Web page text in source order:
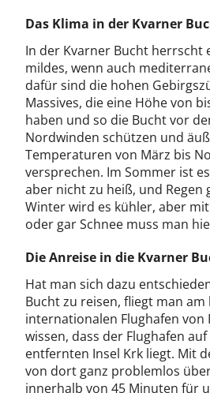
Das Klima in der Kvarner
In der Kvarner Bucht herrscht
mildes, wenn auch
dafür sind die hohen
Massives, die eine Höhe von
haben und so die Bucht vor
Nordwinden schützen und
Temperaturen von März bis
versprechen. Im Sommer ist
aber nicht zu heiß, und Regen
Winter wird es kühler, aber
oder gar Schnee muss man
Die Anreise in die Kvarner
Hat man sich dazu
Bucht zu reisen, fliegt man am
internationalen Flughafen von
wissen, dass der Flughafen
entfernten Insel Krk liegt. Mit
von dort ganz problemlos
innerhalb von 45 Minuten für